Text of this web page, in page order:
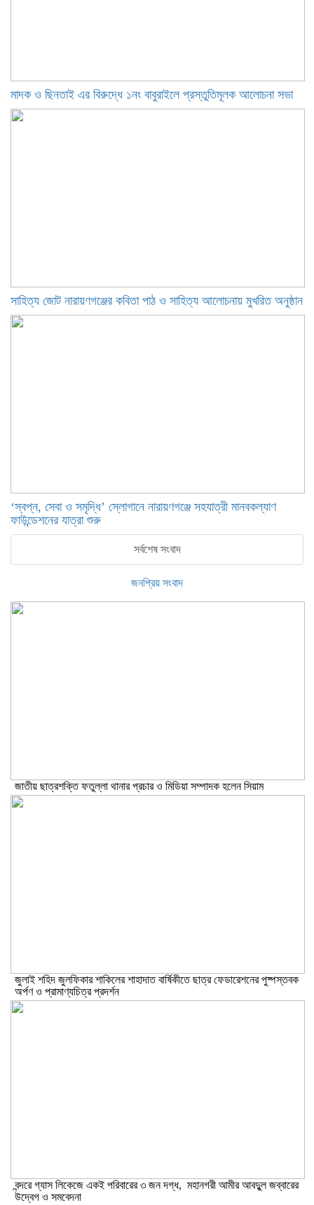
মাদক ও ছিনতাই এর বিরুদ্ধে ১নং বাবুরাইলে প্রস্তুতিমূলক আলোচনা সভা
সাহিত্য জোট নারায়ণগঞ্জের কবিতা পাঠ ও সাহিত্য আলোচনায় মুখরিত অনুষ্ঠান
‘স্বপ্ন, সেবা ও সমৃদ্ধি’ স্লোগানে নারায়ণগঞ্জে সহযাত্রী মানবকল্যাণ
ফাউন্ডেশনের যাত্রা শুরু
সর্বশেষ সংবাদ
জনপ্রিয় সংবাদ
জাতীয় ছাত্রশক্তি ফতুল্লা থানার প্রচার ও মিডিয়া সম্পাদক হলেন সিয়াম
​জুলাই শহিদ জুলফিকার শাকিলের শাহাদাত বার্ষিকীতে ছাত্র ফেডারেশনের পুষ্পস্তবক
অর্পণ ও প্রামাণ্যচিত্র প্রদর্শন
বন্দরে গ্যাস লিকেজে একই পরিবারের ৩ জন দগ্ধ, মহানগরী আমীর আবদুুল জব্বারের
উদ্বেগ ও সমবেদনা